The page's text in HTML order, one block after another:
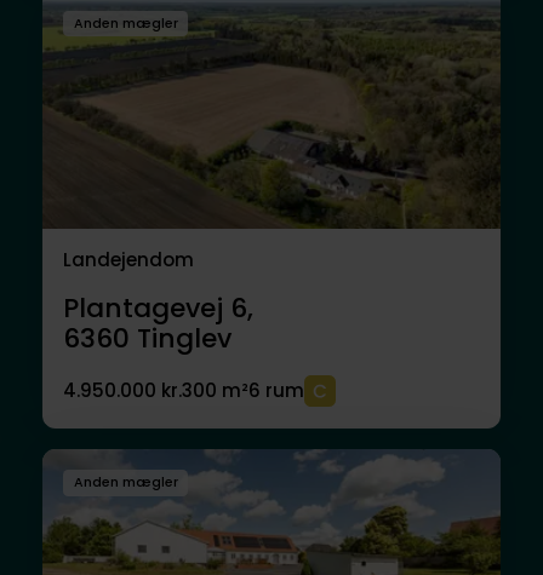
Anden mægler
Landejendom
Plantagevej 6,
6360 Tinglev
4.950.000 kr.300 m²6 rum
Anden mægler